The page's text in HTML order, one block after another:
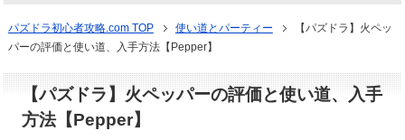
パズドラ初心者攻略.com TOP 使い道とパーティー
【パズドラ】火ペッ
パーの評価と使い道、入手方法【Pepper】
【パズドラ】火ペッパーの評価と使い道、入手
方法【Pepper】